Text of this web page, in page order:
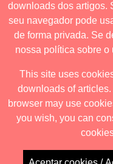
Revista
licencia internacional
Revista nuestrAmérica
para publicar a partir de
descargables ingrese al
downloads dos artigos.
seu navegador pode
de forma privada. Se
nossa política sobre o
This site uses
downloads of
browser may use
you wish, you can